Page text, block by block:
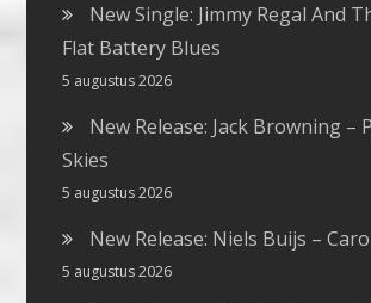
New Single: Jimmy Regal And
Flat Battery Blues
5 augustus 2026
New Release: Jack Browning –
Skies
5 augustus 2026
New Release: Niels Buijs –
5 augustus 2026